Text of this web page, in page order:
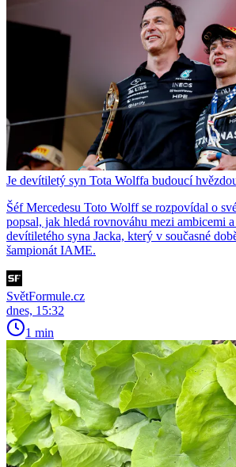
Je devítiletý syn Tota Wolffa budoucí
Šéf Mercedesu Toto Wolff se rozpovídal o
popsal, jak hledá rovnováhu mezi ambicemi
devítiletého syna Jacka, který v současné
šampionát IAME.
SvětFormule.cz
dnes, 15:32
1 min